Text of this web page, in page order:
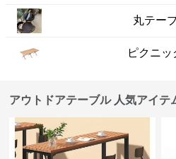
丸テー
ピクニッ
アウトドアテーブル 人気アイテ